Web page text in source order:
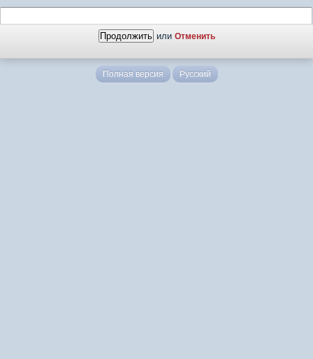
или Отменить
Полная версия Русский